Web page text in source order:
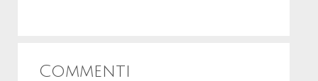
Commenti